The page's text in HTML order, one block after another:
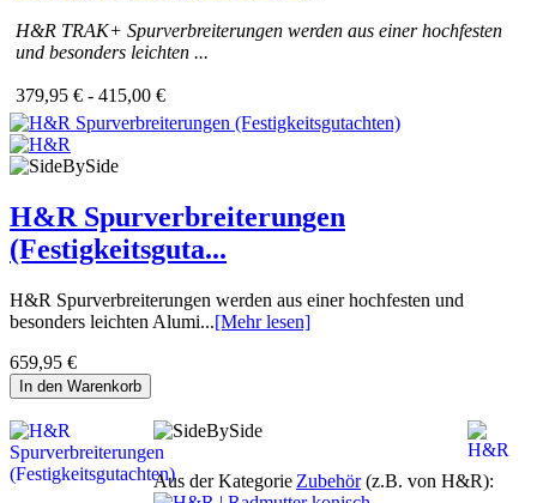
H&R TRAK+ Spurverbreiterungen werden aus einer hochfesten
und besonders leichten ...
379,95 € - 415,00 €
H&R Spurverbreiterungen
(Festigkeitsguta...
H&R Spurverbreiterungen werden aus einer hochfesten und
besonders leichten Alumi...[Mehr lesen]
659,95 €
In den Warenkorb
Aus der Kategorie Zubehör(z.B. von H&R):